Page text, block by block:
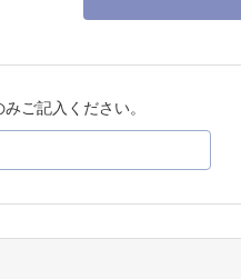
ご記入ください。